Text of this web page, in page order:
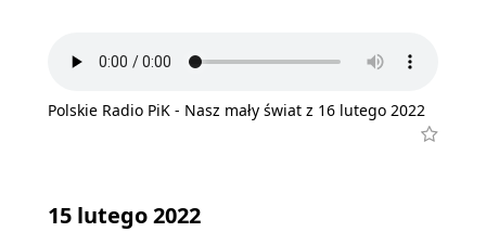
Polskie Radio PiK - Nasz mały świat z 16 lutego 2022
15 lutego 2022